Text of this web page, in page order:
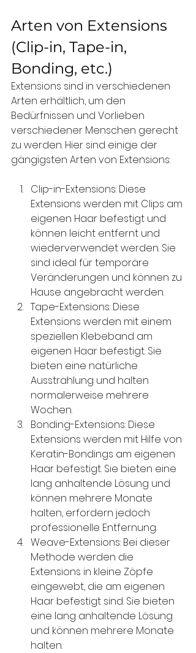
Arten von Extensions
(Clip-in, Tape-in,
Bonding, etc.)
Extensions sind in verschiedenen
Arten erhältlich, um den
Bedürfnissen und Vorlieben
verschiedener Menschen gerecht
zu werden. Hier sind einige der
gängigsten Arten von Extensions:
Clip-in-Extensions: Diese
Extensions werden mit Clips am
eigenen Haar befestigt und
können leicht entfernt und
wiederverwendet werden. Sie
sind ideal für temporäre
Veränderungen und können zu
Hause angebracht werden.
Tape-Extensions: Diese
Extensions werden mit einem
speziellen Klebeband am
eigenen Haar befestigt. Sie
bieten eine natürliche
Ausstrahlung und halten
normalerweise mehrere
Wochen.
Bonding-Extensions: Diese
Extensions werden mit Hilfe von
Keratin-Bondings am eigenen
Haar befestigt. Sie bieten eine
lang anhaltende Lösung und
können mehrere Monate
halten, erfordern jedoch
professionelle Entfernung.
Weave-Extensions: Bei dieser
Methode werden die
Extensions in kleine Zöpfe
eingewebt, die am eigenen
Haar befestigt sind. Sie bieten
eine lang anhaltende Lösung
und können mehrere Monate
halten.